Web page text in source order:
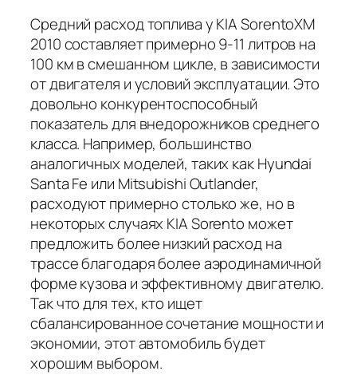
Средний расход топлива у KIA SorentoXM
2010 составляет примерно 9-11 литров на
100 км в смешанном цикле, в зависимости
от двигателя и условий эксплуатации. Это
довольно конкурентоспособный
показатель для внедорожников среднего
класса. Например, большинство
аналогичных моделей, таких как Hyundai
Santa Fe или Mitsubishi Outlander,
расходуют примерно столько же, но в
некоторых случаях KIA Sorento может
предложить более низкий расход на
трассе благодаря более аэродинамичной
форме кузова и эффективному двигателю.
Так что для тех, кто ищет
сбалансированное сочетание мощности и
экономии, этот автомобиль будет
хорошим выбором.